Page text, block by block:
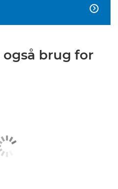

også brug for